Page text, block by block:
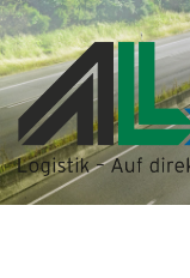
Zum
Inhalt
springen